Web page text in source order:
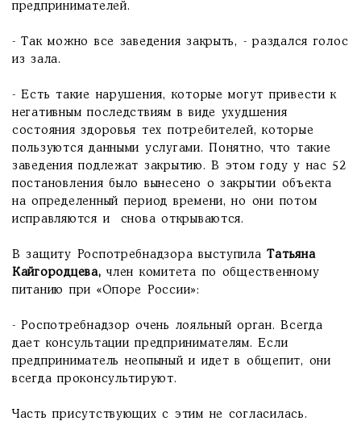
предпринимателей.
- Так можно все заведения закрыть, - раздался голос
из зала.
- Есть такие нарушения, которые могут привести к
негативным последствиям в виде ухудшения
состояния здоровья тех потребителей, которые
пользуются данными услугами. Понятно, что такие
заведения подлежат закрытию. В этом году у нас 52
постановления было вынесено о закрытии объекта
на определенный период времени, но они потом
исправляются и снова открываются.
В защиту Роспотребнадзора выступилаТатьяна
Кайгородцева, член комитета по общественному
питанию при «Опоре России»:
- Роспотребнадзор очень лояльный орган. Всегда
дает консультации предпринимателям. Если
предприниматель неопыный и идет в общепит, они
всегда проконсультируют.
Часть присутствующих с этим не согласилась.